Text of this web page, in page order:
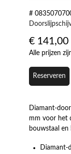
#
€ 141,00
Alle prijzen
Reserveren
Diamant-
mm voor het
bouwstaal
Diamant-